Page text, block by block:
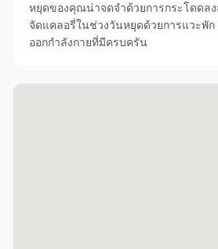
หยุดของคุณน่าจดจำด้วยการกระโดดล
จัดแคลอรี่ในช่วงวันหยุดด้วยการแวะพั
ออกกำลังกายที่มีครบครัน